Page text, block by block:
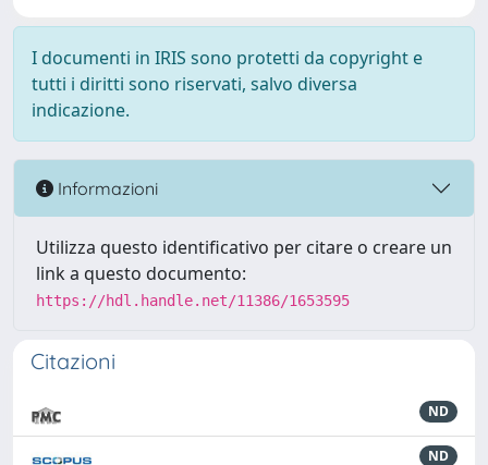
I documenti in IRIS sono protetti da copyright e
tutti i diritti sono riservati, salvo diversa
indicazione.
Informazioni
Utilizza questo identificativo per citare o creare un
link a questo documento:
https://hdl.handle.net/11386/1653595
Citazioni
ND
ND